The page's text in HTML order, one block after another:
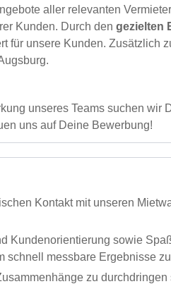
aller relevanten
Kunden. Durch den gezielten
unsere Kunden. Zusätzlich
unseres Teams suchen wir
uns auf Deine Bewerbung!
Kontakt mit unseren
Kundenorientierung sowie
schnell messbare Ergebnisse
zu